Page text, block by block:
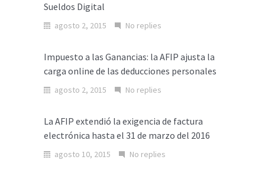
Sueldos Digital
agosto 2, 2015 No replies
Impuesto a las Ganancias: la AFIP ajusta la
carga online de las deducciones personales
agosto 2, 2015 No replies
La AFIP extendió la exigencia de factura
electrónica hasta el 31 de marzo del 2016
agosto 10, 2015 No replies